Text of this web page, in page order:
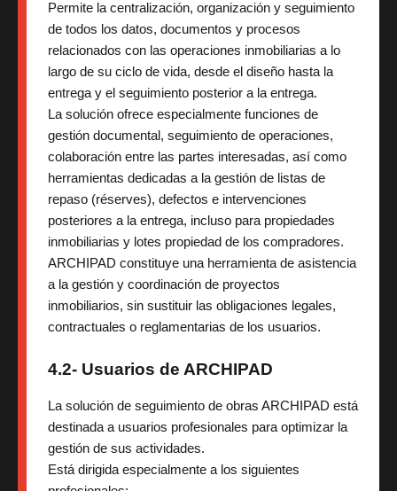
Permite la centralización, organización y seguimiento
de todos los datos, documentos y procesos
relacionados con las operaciones inmobiliarias a lo
largo de su ciclo de vida, desde el diseño hasta la
entrega y el seguimiento posterior a la entrega.
La solución ofrece especialmente funciones de
gestión documental, seguimiento de operaciones,
colaboración entre las partes interesadas, así como
herramientas dedicadas a la gestión de listas de
repaso (réserves), defectos e intervenciones
posteriores a la entrega, incluso para propiedades
inmobiliarias y lotes propiedad de los compradores.
ARCHIPAD constituye una herramienta de asistencia
a la gestión y coordinación de proyectos
inmobiliarios, sin sustituir las obligaciones legales,
contractuales o reglamentarias de los usuarios.
4.2- Usuarios de ARCHIPAD
La solución de seguimiento de obras ARCHIPAD está
destinada a usuarios profesionales para optimizar la
gestión de sus actividades.
Está dirigida especialmente a los siguientes